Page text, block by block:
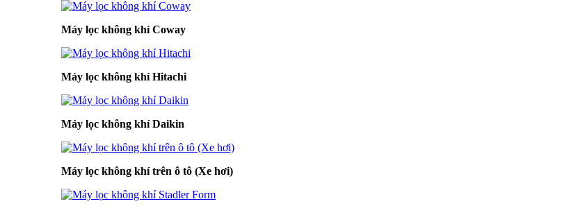
Máy lọc không khí Coway
Máy lọc không khí Hitachi
Máy lọc không khí Daikin
Máy lọc không khí trên ô tô (Xe hơi)